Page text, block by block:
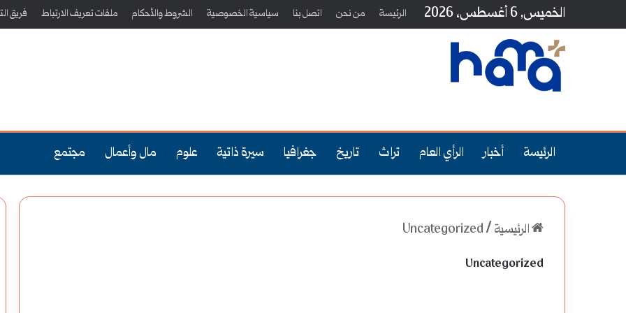
الخميس, 6 أغسطس، 2026 الرئيسة من نحن اتصل بنا سياسية الخصوصية الشروط والأحكام ملفات تعريف الارتباط فريق
الرئيسة أخبار الرأي العام تراث تاريخ جغرافيا سيرة ذاتية علوم مال وأعمال مجتمع
الرئيسية /
Uncategorized
Uncategorized